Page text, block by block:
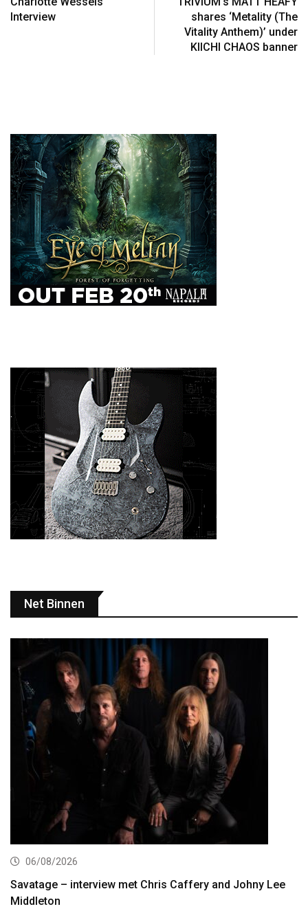
Interview
shares ‘Metality (The
Vitality Anthem)’ under
KIICHI CHAOS banner
Net Binnen
06/08/2026
Savatage – interview met Chris Caffery and Johny Lee
Middleton